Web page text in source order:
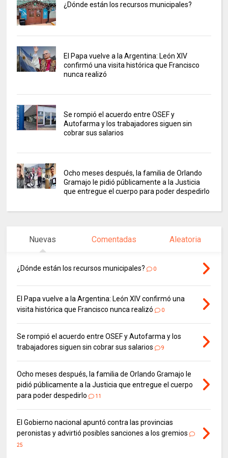
¿Dónde están los recursos municipales?
El Papa vuelve a la Argentina: León XIV
confirmó una visita histórica que Francisco
nunca realizó
Se rompió el acuerdo entre OSEF y
Autofarma y los trabajadores siguen sin
cobrar sus salarios
Ocho meses después, la familia de Orlando
Gramajo le pidió públicamente a la Justicia
que entregue el cuerpo para poder despedirlo
Nuevas Comentadas Aleatoria
¿Dónde están los recursos municipales? 0
El Papa vuelve a la Argentina: León XIV confirmó una
visita histórica que Francisco nunca realizó
0
Se rompió el acuerdo entre OSEF y Autofarma y los
trabajadores siguen sin cobrar sus salarios
9
Ocho meses después, la familia de Orlando Gramajo le
pidió públicamente a la Justicia que entregue el cuerpo
para poder despedirlo
11
El Gobierno nacional apuntó contra las provincias
peronistas y advirtió posibles sanciones a los gremios
25